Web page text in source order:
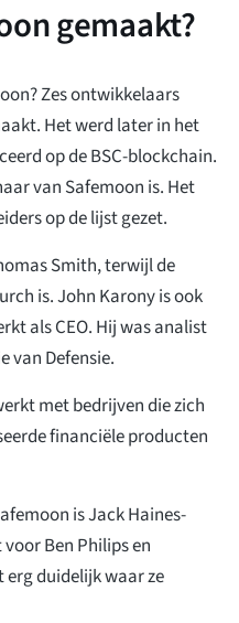
gemaakt?
Zes ontwikkelaars
Het werd later in het
op de BSC-blockchain.
van Safemoon is. Het
op de lijst gezet.
Smith, terwijl de
is. John Karony is ook
als CEO. Hij was analist
van Defensie.
met bedrijven die zich
financiële producten
is Jack Haines-
Ben Philips en
erg duidelijk waar ze